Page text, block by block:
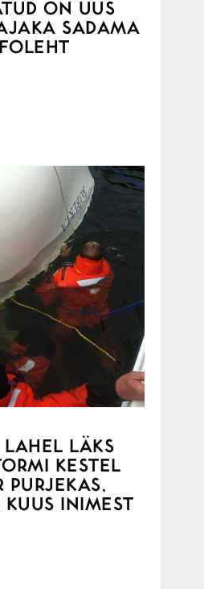
ON UUS
SADAMA
LÄKS
KESTEL
PURJEKAS,
KUUS INIMEST